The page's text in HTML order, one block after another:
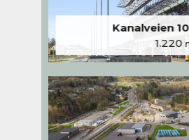
Kanalveien
1.220